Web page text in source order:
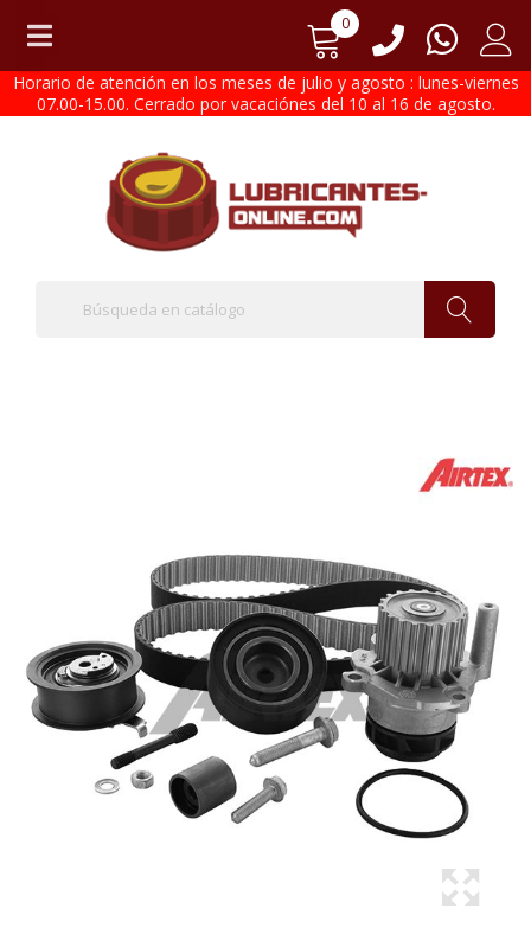
0
Horario de atención en los meses de julio y agosto : lunes-viernes
07.00-15.00. Cerrado por vacaciónes del 10 al 16 de agosto.